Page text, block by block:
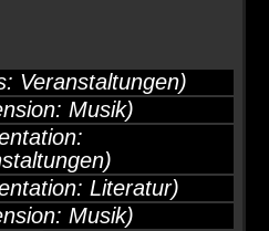
Veranstaltungen)
Musik)
Literatur)
Musik)